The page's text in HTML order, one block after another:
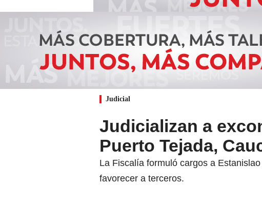
Judicial
Judicializan a
Puerto Tejada,
La Fiscalía formuló cargos a
favorecer a terceros.